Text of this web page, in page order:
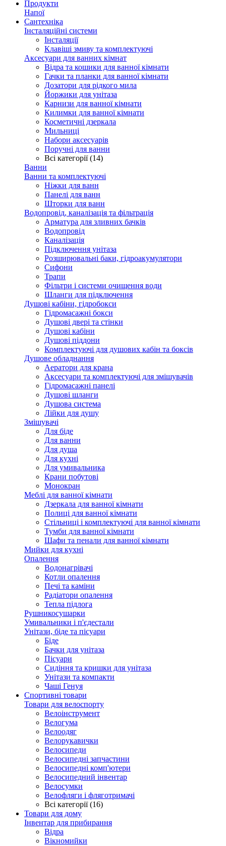
Продукти
Напої
Сантехніка
Інсталяційні системи
Інсталяції
Клавіші змиву та комплектуючі
Аксесуари для ванних кімнат
Відра та кошики для ванної кімнати
Гачки та планки для ванної кімнати
Дозатори для рідкого мила
Йоржики для унітаза
Карнизи для ванної кімнати
Килимки для ванної кімнати
Косметичні дзеркала
Мильниці
Набори аксесуарів
Поручні для ванни
Всі категорії (14)
Ванни
Ванни та комплектуючі
Ніжки для ванн
Панелі для ванн
Шторки для ванн
Водопровід, каналізація та фільтрація
Арматура для зливних бачків
Водопровід
Каналізація
Підключення унітаза
Розширювальні баки, гідроакумулятори
Сифони
Трапи
Фільтри і системи очищення води
Шланги для підключення
Душові кабіни, гідробокси
Гідромасажні бокси
Душові двері та стінки
Душові кабіни
Душові піддони
Комплектуючі для душових кабін та боксів
Душове обладнання
Аератори для крана
Аксесуари та комплектуючі для змішувачів
Гідромасажні панелі
Душові шланги
Душова система
Лійки для душу
Змішувачі
Для біде
Для ванни
Для душа
Для кухні
Для умивальника
Крани побутові
Монокран
Меблі для ванної кімнати
Дзеркала для ванної кімнати
Полиці для ванної кімнати
Стільниці і комплектуючі для ванної кімнати
Тумби для ванної кімнати
Шафи та пенали для ванної кімнати
Мийки для кухні
Опалення
Водонагрівачі
Котли опалення
Печі та каміни
Радіатори опалення
Тепла підлога
Рушникосушарки
Умивальники і п'єдестали
Унітази, біде та пісуари
Біде
Бачки для унітаза
Пісуари
Сидіння та кришки для унітаза
Унітази та компакти
Чаші Генуя
Спортивні товари
Товари для велоспорту
Велоінструмент
Велогума
Велоодяг
Велорукавички
Велосипеди
Велосипедні запчастини
Велосипедні комп'ютери
Велосипедний інвентар
Велосумки
Велофляги і фляготримачі
Всі категорії (16)
Товари для дому
Інвентар для прибирання
Відра
Вікномийки